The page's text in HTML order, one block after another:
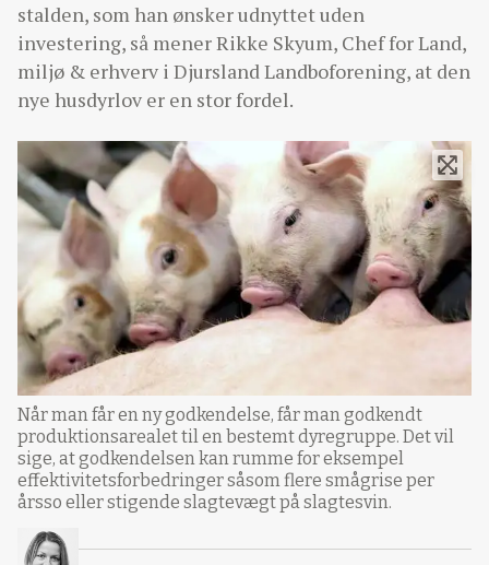
stalden, som han ønsker udnyttet uden
investering, så mener Rikke Skyum, Chef for Land,
miljø & erhverv i Djursland Landboforening, at den
nye husdyrlov er en stor fordel.
Når man får en ny godkendelse, får man godkendt
produktionsarealet til en bestemt dyregruppe. Det vil
sige, at godkendelsen kan rumme for eksempel
effektivitetsforbedringer såsom flere smågrise per
årsso eller stigende slagtevægt på slagtesvin.